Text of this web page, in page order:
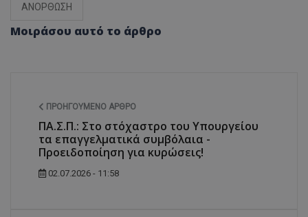
ΑΝΟΡΘΩΣΗ
Μοιράσου αυτό το άρθρο
ΠΡΟΗΓΟΎΜΕΝΟ ΆΡΘΡΟ
ΠΑ.Σ.Π.: Στο στόχαστρο του Υπουργείου
τα επαγγελματικά συμβόλαια -
Προειδοποίηση για κυρώσεις!
02.07.2026 - 11:58